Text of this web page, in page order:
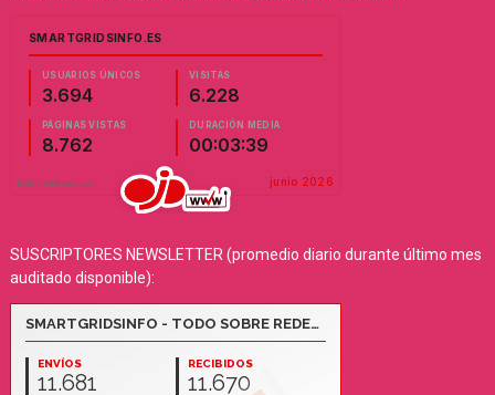
SUSCRIPTORES NEWSLETTER (promedio diario durante último mes
auditado disponible):